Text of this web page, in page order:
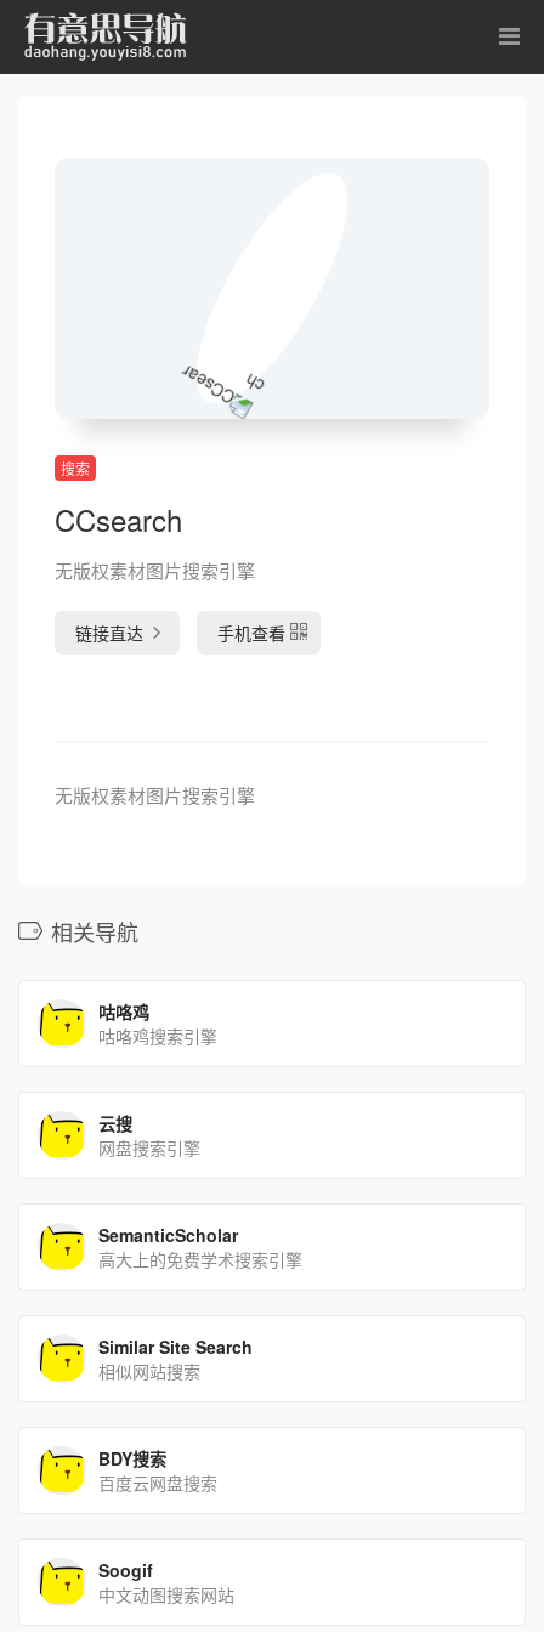
搜索
CCsearch
无版权素材图片搜索引擎
链接直达 手机查看
无版权素材图片搜索引擎
相关导航
咕咯鸡
咕咯鸡搜索引擎
云搜
网盘搜索引擎
SemanticScholar
高大上的免费学术搜索引擎
Similar Site Search
相似网站搜索
BDY搜索
百度云网盘搜索
Soogif
中文动图搜索网站